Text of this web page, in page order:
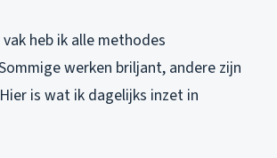
heb ik alle methodes
werken briljant, andere zijn
is wat ik dagelijks inzet in